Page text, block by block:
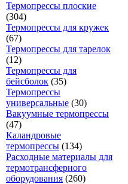
Термопрессы плоские
(304)
Термопрессы для кружек
(67)
Термопрессы для тарелок
(12)
Термопрессы для
бейсболок (35)
Термопрессы
универсальные (30)
Вакуумные термопрессы
(47)
Каландровые
термопрессы (134)
Расходные материалы для
термотрансферного
оборудования (260)